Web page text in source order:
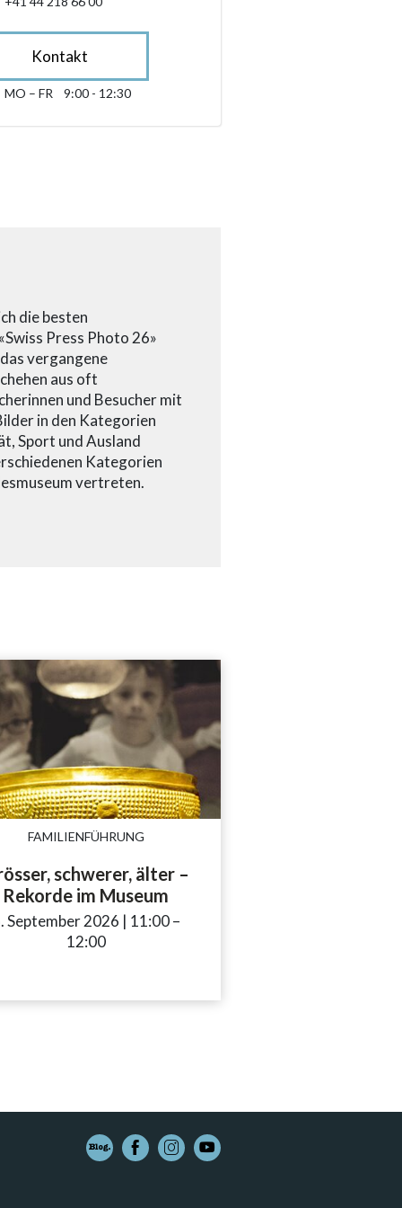
Kontakt
only.opening_hours
Montag bis Freitag 09:00 - 12:30
MO – FR 9:00 - 12:30
die besten
Press Photo 26»
vergangene
aus oft
und Besucher mit
in den Kategorien
Sport und Ausland
Kategorien
vertreten.
FAMILIENFÜHRUNG
schwerer, älter –
Rekorde im Museum
September 2026 | 11:00accessibility.time_to
–
12:00